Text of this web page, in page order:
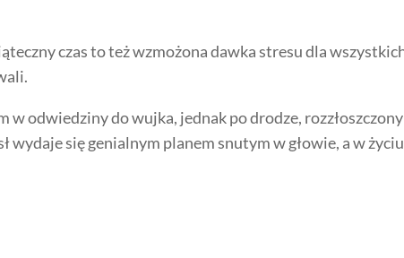
czas to też wzmożona dawka stresu dla
odwiedziny do wujka, jednak po drodze,
wydaje się genialnym planem snutym w głowie, a w